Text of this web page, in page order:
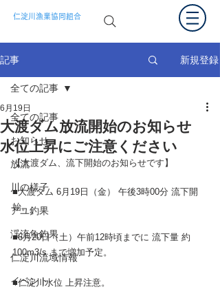
仁淀川漁業協同組合
記事 新規登録
全ての記事
お知らせ
放流
川の様子
アユ釣果
渓流魚釣果
仁淀川流域情報
イベント
全ての記事
大渡ダム放流開始のお知らせ
水位上昇にご注意ください
6月19日
【大渡ダム、流下開始のお知らせです】
■大渡ダム 6月19日（金） 午後3時00分 流下開
始。
■6月20日（土）午前12時頃までに 流下量 約
100m3/s まで増加予定。
■仁淀川水位 上昇注意。